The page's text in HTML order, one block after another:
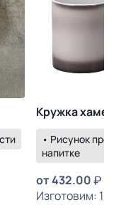
Кружка
• Рисунок
напитке
от432.00
Изготовим: 19